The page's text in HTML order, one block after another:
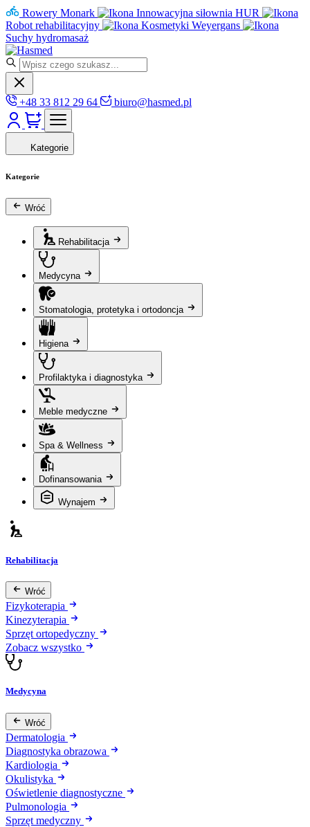
Rowery Monark
Innowacyjna siłownia HUR
Robot rehabilitacyjny
Kosmetyki Weyergans
Suchy hydromasaż
+48 33 812 29 64 biuro@hasmed.pl
Kategorie
Kategorie
Wróć
Rehabilitacja
Medycyna
Stomatologia, protetyka i ortodoncja
Higiena
Profilaktyka i diagnostyka
Meble medyczne
Spa & Wellness
Dofinansowania
Wynajem
Rehabilitacja
Wróć
Fizykoterapia
Kinezyterapia
Sprzęt ortopedyczny
Zobacz wszystko
Medycyna
Wróć
Dermatologia
Diagnostyka obrazowa
Kardiologia
Okulistyka
Oświetlenie diagnostyczne
Pulmonologia
Sprzęt medyczny